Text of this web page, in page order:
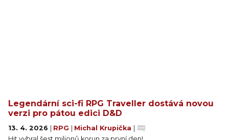
Legendární sci-fi RPG Traveller dostává novou
verzi pro pátou edici D&D
13. 4. 2026 RPG Michal Krupička